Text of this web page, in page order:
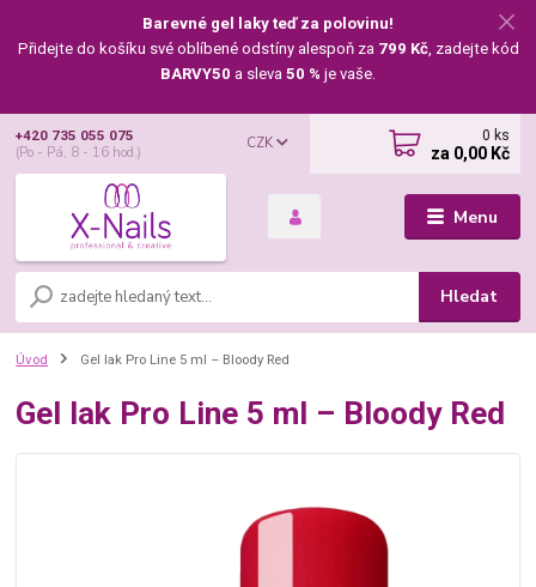
Barevné gel laky teď za polovinu!
Přidejte do košíku své oblíbené odstíny alespoň za 799 Kč, zadejte kód
BARVY50 a sleva 50 % je vaše.
Menu
CZK
Hledat
+420 735 055 075
(Po - Pá, 8 - 16 hod.)
0 ks
za 0,00 Kč
Úvod Gel lak Pro Line 5 ml – Bloody Red
Gel lak Pro Line 5 ml – Bloody Red